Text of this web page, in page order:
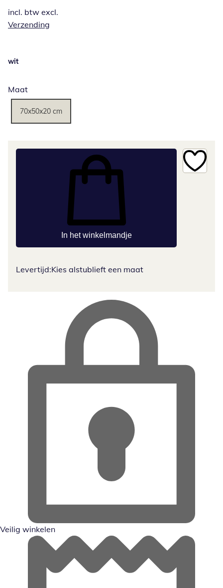
incl. btw excl.
Verzending
wit
Maat
70x50x20 cm
In het winkelmandje
Levertijd:Kies alstublieft een maat
Veilig winkelen